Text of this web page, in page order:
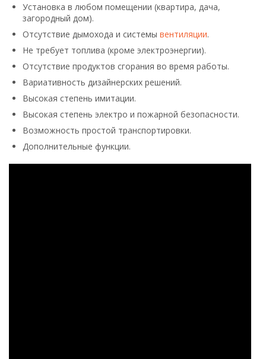
Установка в любом помещении (квартира, дача,
загородный дом).
Отсутствие дымохода и системы вентиляции.
Не требует топлива (кроме электроэнергии).
Отсутствие продуктов сгорания во время работы.
Вариативность дизайнерских решений.
Высокая степень имитации.
Высокая степень электро и пожарной безопасности.
Возможность простой транспортировки.
Дополнительные функции.